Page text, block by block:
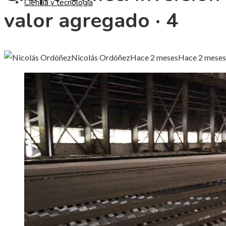
Ciencia y tecnología
valor agregado · 4
Nicolás OrdóñezHace 2 mesesHace 2 meses